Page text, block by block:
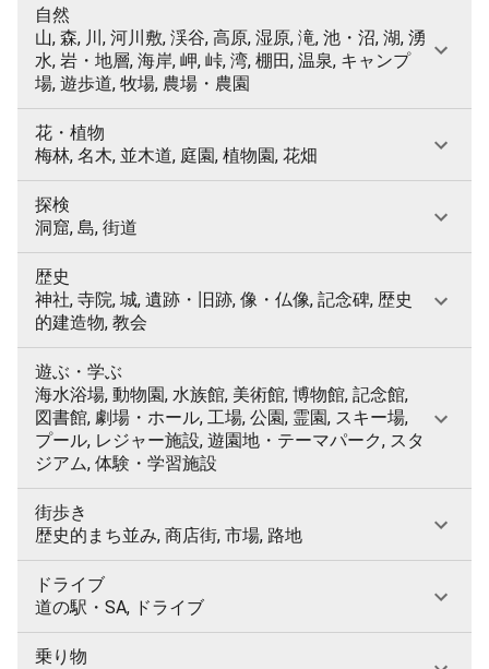
自然
山, 森, 川, 河川敷, 渓谷, 高原, 湿原, 滝, 池・沼, 湖, 湧
水, 岩・地層, 海岸, 岬, 峠, 湾, 棚田, 温泉, キャンプ
場, 遊歩道, 牧場, 農場・農園
花・植物
梅林, 名木, 並木道, 庭園, 植物園, 花畑
探検
洞窟, 島, 街道
歴史
神社, 寺院, 城, 遺跡・旧跡, 像・仏像, 記念碑, 歴史
的建造物, 教会
遊ぶ・学ぶ
海水浴場, 動物園, 水族館, 美術館, 博物館, 記念館,
図書館, 劇場・ホール, 工場, 公園, 霊園, スキー場,
プール, レジャー施設, 遊園地・テーマパーク, スタ
ジアム, 体験・学習施設
街歩き
歴史的まち並み, 商店街, 市場, 路地
ドライブ
道の駅・SA, ドライブ
乗り物